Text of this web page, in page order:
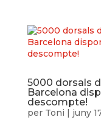
5000 dorsals
Barcelona
descompte!
per Toni | juny